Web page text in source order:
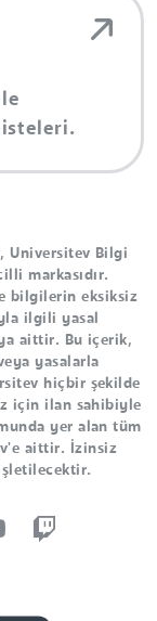
Universitev Bilgi
markasıdır.
bilgilerin eksiksiz
ilgili yasal
aittir. Bu içerik,
yasalarla
hiçbir şekilde
için ilan sahibiyle
yer alan tüm
aittir. İzinsiz